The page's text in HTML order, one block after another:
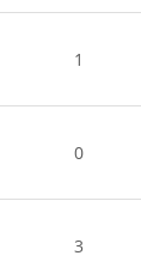
1
0
3